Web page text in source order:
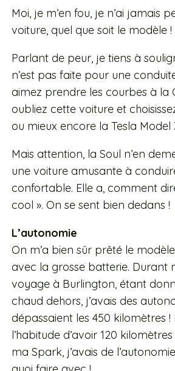
Moi, je m’en fou, je n’ai jamais
voiture, quel que soit le modèle !
Parlant de peur, je tiens à
n’est pas faite pour une
aimez prendre les courbes à la
oubliez cette voiture et
ou mieux encore la Tesla Model
Mais attention, la Soul n’en
une voiture amusante à
confortable. Elle a, comment
cool ». On se sent bien dedans !
L’autonomie
On m’a bien sûr prêté le
avec la grosse batterie. Durant
voyage à Burlington, étant
chaud dehors, j’avais des
dépassaient les 450 kilomètres !
l’habitude d’avoir 120
ma Spark, j’avais de